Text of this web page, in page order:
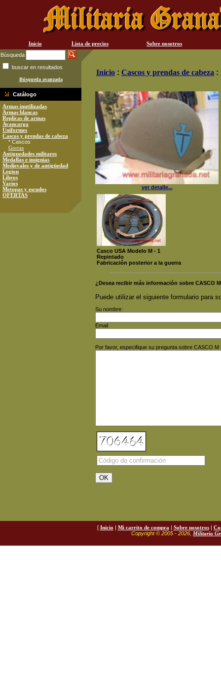
Inicio Lista de precios
Sobre nosotros
Búsqueda
buscar en resultados
Búsqueda avanzada
Catálogo
Armas inutilizadas
Armas blancas
Replicas de armas
Avancarga
Uniformes
Cascos y prendas de cabeza
* Cascos
Gorras
Antiguedades militares
Medallas e insignias
Medievales y de antigüedad
Legion
Libros
Varios
Metopas y escudos
OFERTAS
Inicio : Cascos y prendas de cabeza :
ver detalle...
Casco USA Modelo M - 1
Repintado
Fabricación posterior a la guerra
¿Desea recibir más información sobre CASCO
Puede utilizar el siguiente formulario para
Su nombre:
Email
Por favor, especifique su pregunta sobre CASCO M
[ Inicio | Mi carrito de compra | Sobre nosotros|
Copyright © 2005 - 2026, Militaria